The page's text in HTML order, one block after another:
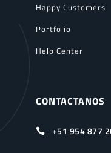
Happy Customers
Portfolio
Help Center
CONTACTANOS
 +51 954 877